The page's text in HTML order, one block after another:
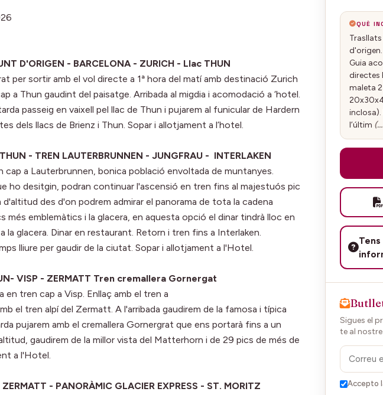
D'ORIGEN - BARCELONA - ZURICH - Llac THUN
per sortir amb el vol directe a 1ª hora del matí amb destinació Zurich
a Thun gaudint del paisatge. Arribada al migdia i acomodació a ‘hotel.
passeig en vaixell pel llac de Thun i pujarem al funicular de Hardern
dels llacs de Brienz i Thun. Sopar i allotjament a l’hotel.
- TREN LAUTERBRUNNEN - JUNGFRAU - INTERLAKEN
cap a Lauterbrunnen, bonica població envoltada de muntanyes.
ho desitgin, podran continuar l'ascensió en tren fins al majestuós pic
des d'on podrem admirar el panorama de tota la cadena
més emblemàtics i la glacera, en aquesta opció el dinar tindrà lloc en
la glacera. Dinar en restaurant. Retorn i tren fins a Interlaken.
lliure per gaudir de la ciutat. Sopar i allotjament a l'Hotel.
VISP - ZERMATT Tren cremallera Gornergat
en tren cap a Visp. Enllaç amb el tren a
el tren alpí del Zermatt. A l'arribada gaudirem de la famosa i típica
pujarem amb el cremallera Gornergrat que ens portarà fins a un
gaudirem de la millor vista del Matterhorn i de 29 pics de més de
a l'Hotel.
- PANORÀMIC GLACIER EXPRESS - ST. MORITZ
QUÈ
Guia
directes
maleta
inclosa).
l’últim
Sigues el
te al
Accepto